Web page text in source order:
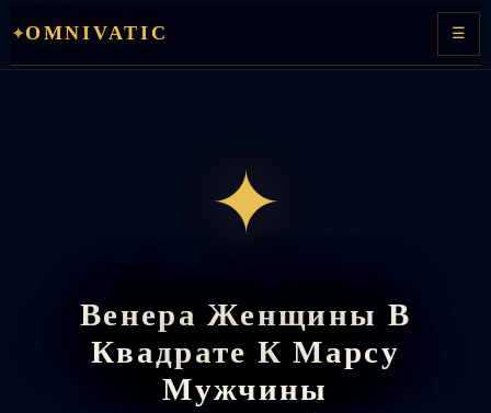
содержимому
✦OMNIVATIC ☰
✦
Венера Женщины В
Квадрате К Марсу
Мужчины